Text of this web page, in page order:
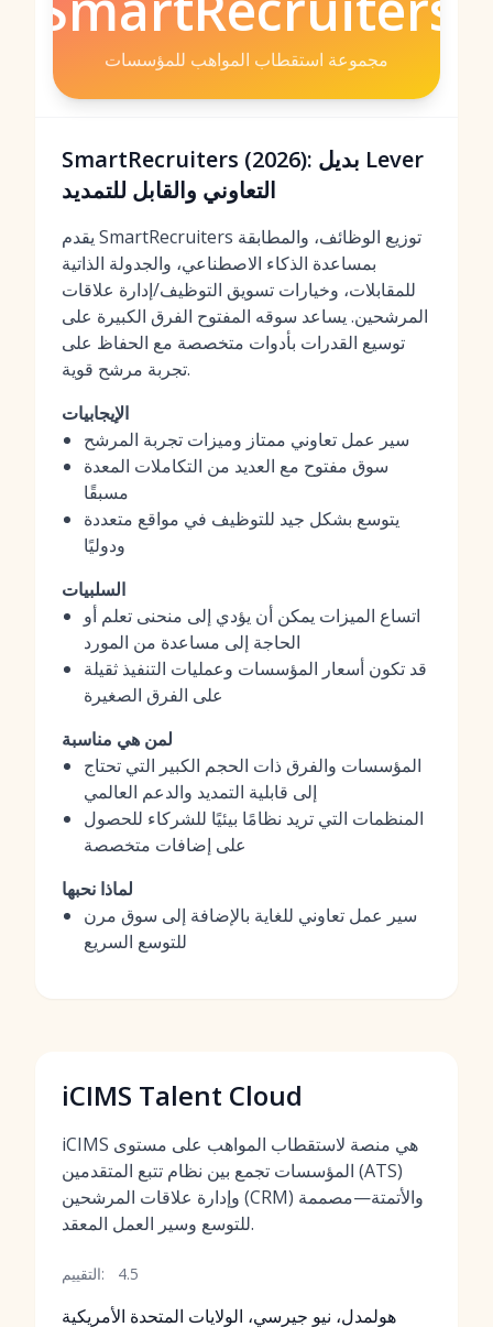
مجموعة استقطاب المواهب للمؤسسات
SmartRecruiters (2026): بديل Lever
التعاوني والقابل للتمديد
يقدم SmartRecruiters توزيع الوظائف، والمطابقة
بمساعدة الذكاء الاصطناعي، والجدولة الذاتية
للمقابلات، وخيارات تسويق التوظيف/إدارة علاقات
المرشحين. يساعد سوقه المفتوح الفرق الكبيرة على
توسيع القدرات بأدوات متخصصة مع الحفاظ على
تجربة مرشح قوية.
الإيجابيات
سير عمل تعاوني ممتاز وميزات تجربة المرشح
سوق مفتوح مع العديد من التكاملات المعدة
مسبقًا
يتوسع بشكل جيد للتوظيف في مواقع متعددة
ودوليًا
السلبيات
اتساع الميزات يمكن أن يؤدي إلى منحنى تعلم أو
الحاجة إلى مساعدة من المورد
قد تكون أسعار المؤسسات وعمليات التنفيذ ثقيلة
على الفرق الصغيرة
لمن هي مناسبة
المؤسسات والفرق ذات الحجم الكبير التي تحتاج
إلى قابلية التمديد والدعم العالمي
المنظمات التي تريد نظامًا بيئيًا للشركاء للحصول
على إضافات متخصصة
لماذا نحبها
سير عمل تعاوني للغاية بالإضافة إلى سوق مرن
للتوسع السريع
iCIMS Talent Cloud
iCIMS هي منصة لاستقطاب المواهب على مستوى
المؤسسات تجمع بين نظام تتبع المتقدمين (ATS)
وإدارة علاقات المرشحين (CRM) والأتمتة—مصممة
للتوسع وسير العمل المعقد.
التقييم: 4.5
هولمدل، نيو جيرسي، الولايات المتحدة الأمريكية